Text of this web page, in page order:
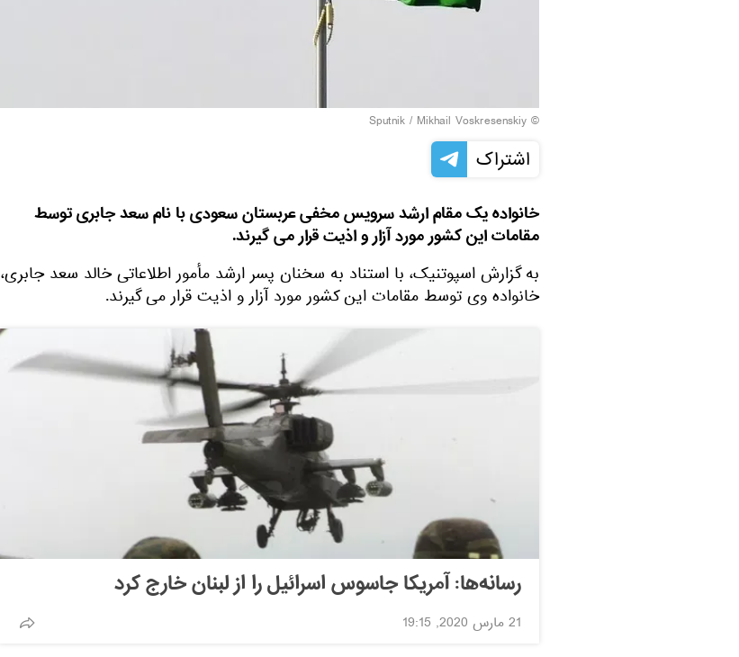
© Sputnik / Mikhail Voskresenskiy
اشتراک
خانواده یک مقام ارشد سرویس مخفی عربستان سعودی با نام سعد جابری توسط
مقامات این کشور مورد آزار و اذیت قرار می گیرند.
به گزارش اسپوتنیک، با استناد به سخنان پسر ارشد مأمور اطلاعاتی خالد سعد جابری،
خانواده وی توسط مقامات این کشور مورد آزار و اذیت قرار می گیرند.
رسانه‌ها: آمریکا جاسوس اسرائیل را از لبنان خارج کرد
21 مارس 2020, 19:15